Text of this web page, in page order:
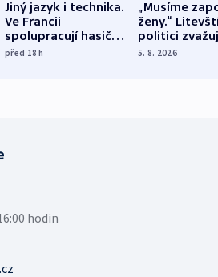
Jiný jazyk i technika.
Ve Francii
spolupracují hasiči z
různých zemí
před 18h
„Musíme
ženy.“
politici
dohodu o
5. 8. 2026
hodin